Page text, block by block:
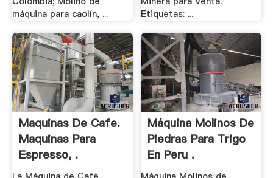
máquina para caolín, ...
Etiquetas: ...
Maquinas De Cafe.
Maquinas Para
Espresso, .
Máquina Molinos De
Piedras Para Trigo
En Peru .